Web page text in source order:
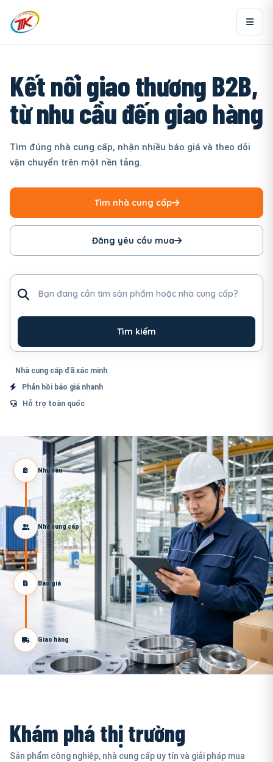
Kết nối giao thương B2B,
từ nhu cầu đến giao hàng
Tìm đúng nhà cung cấp, nhận nhiều báo giá và theo dõi
vận chuyển trên một nền tảng.
Tìm nhà cung cấp
Đăng yêu cầu mua
Tìm kiếm
Nhà cung cấp đã xác minh
Phản hồi báo giá nhanh
Hỗ trợ toàn quốc
Nhu cầu
Nhà cung cấp
Báo giá
Giao hàng
Khám phá thị trường
Sản phẩm công nghiệp, nhà cung cấp uy tín và giải pháp mua